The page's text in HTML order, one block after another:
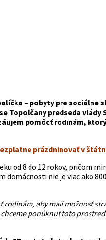
– pobyty pre sociálne
Topoľčany predseda
pomôcť rodinám,
prázdninovať v
od 8 do 12 rokov, pričom
domácnosti nie je viac ako
rodinám, aby mali možnosť
ponúknuť toto